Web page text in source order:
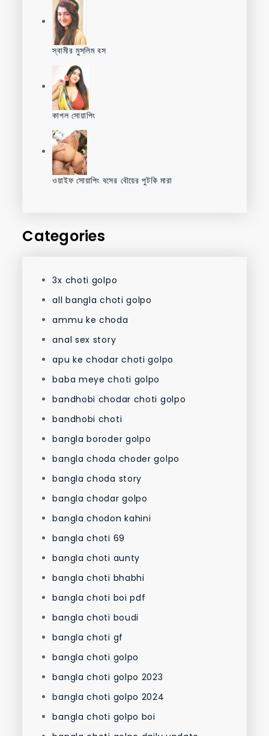
স্বামীর মুসলিম বস
কাপল সোয়াপিং
ওয়াইফ সোয়াপিং বসের বৌয়ের পুটকি মারা
Categories
3x choti golpo
all bangla choti golpo
ammu ke choda
anal sex story
apu ke chodar choti golpo
baba meye choti golpo
bandhobi chodar choti golpo
bandhobi choti
bangla boroder golpo
bangla choda choder golpo
bangla choda story
bangla chodar golpo
bangla chodon kahini
bangla choti 69
bangla choti aunty
bangla choti bhabhi
bangla choti boi pdf
bangla choti boudi
bangla choti gf
bangla choti golpo
bangla choti golpo 2023
bangla choti golpo 2024
bangla choti golpo boi